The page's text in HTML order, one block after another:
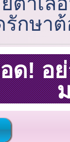
กษา
ด! อ